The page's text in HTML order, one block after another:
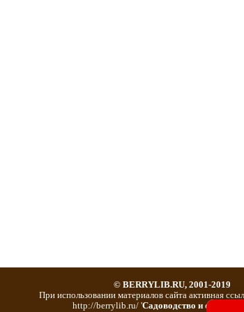
© BERRYLIB.RU, 2001-2019
При использовании материалов сайта активная
http://berrylib.ru/ 'Садоводство и